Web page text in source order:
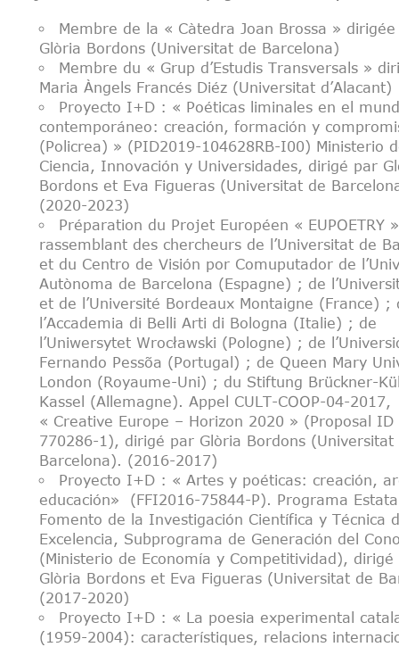
Membre de la « Càtedra Joan Brossa »
Glòria Bordons (Universitat de Barcelona)
Membre du « Grup d’Estudis Transversals »
Maria Àngels Francés Diéz (Universitat d’Alacant)
Proyecto I+D : « Poéticas liminales en el
contemporáneo: creación, formación y
(Policrea) » (PID2019-104628RB-I00) Ministerio
Ciencia, Innovación y Universidades, dirigé par
Bordons et Eva Figueras (Universitat de
(2020-2023)
Préparation du Projet Européen « EUPOETRY
rassemblant des chercheurs de l’Universitat de
et du Centro de Visión por Comuputador de
Autònoma de Barcelona (Espagne) ; de
et de l’Université Bordeaux Montaigne (France) ;
l’Accademia di Belli Arti di Bologna (Italie) ; de
l’Uniwersytet Wrocławski (Pologne) ; de
Fernando Pessõa (Portugal) ; de Queen Mary
London (Royaume-Uni) ; du Stiftung Brückner-
Kassel (Allemagne). Appel CULT-COOP-04-2017,
« Creative Europe – Horizon 2020 » (Proposal ID
770286-1), dirigé par Glòria Bordons (Universitat
Barcelona). (2016-2017)
Proyecto I+D : « Artes y poéticas: creación,
educación» (FFI2016-75844-P). Programa
Fomento de la Investigación Científica y Técnica
Excelencia, Subprograma de Generación del
(Ministerio de Economía y Competitividad), dirigé
Glòria Bordons et Eva Figueras (Universitat de
(2017-2020)
Proyecto I+D : « La poesia experimental
(1959-2004): característiques, relacions